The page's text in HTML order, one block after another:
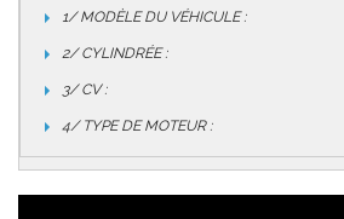
1/ MODÈLE DU VÉHICULE :
2/ CYLINDRÉE :
3/ CV :
4/ TYPE DE MOTEUR :